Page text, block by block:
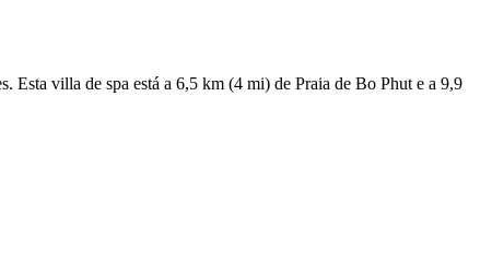
Esta villa de spa está a 6,5 km (4 mi) de Praia de Bo Phut e a 9,9